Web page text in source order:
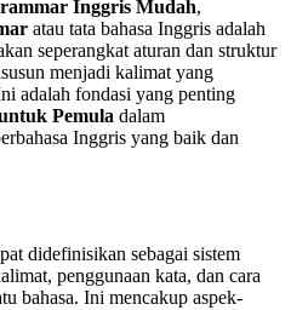
Inggris Mudah,
atau tata bahasa Inggris adalah
seperangkat aturan dan struktur
menjadi kalimat yang
adalah fondasi yang penting
Pemula dalam
Inggris yang baik dan
didefinisikan sebagai sistem
penggunaan kata, dan cara
bahasa. Ini mencakup aspek-